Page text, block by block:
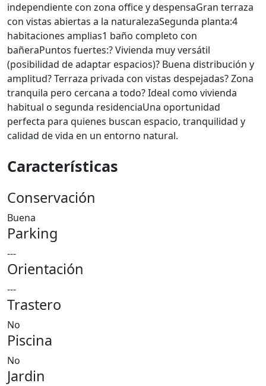
independiente con zona office y despensaGran terraza
con vistas abiertas a la naturalezaSegunda planta:4
habitaciones amplias1 baño completo con
bañeraPuntos fuertes:? Vivienda muy versátil
(posibilidad de adaptar espacios)? Buena distribución y
amplitud? Terraza privada con vistas despejadas? Zona
tranquila pero cercana a todo? Ideal como vivienda
habitual o segunda residenciaUna oportunidad
perfecta para quienes buscan espacio, tranquilidad y
calidad de vida en un entorno natural.
Características
Conservación
Buena
Parking
---
Orientación
---
Trastero
No
Piscina
No
Jardin